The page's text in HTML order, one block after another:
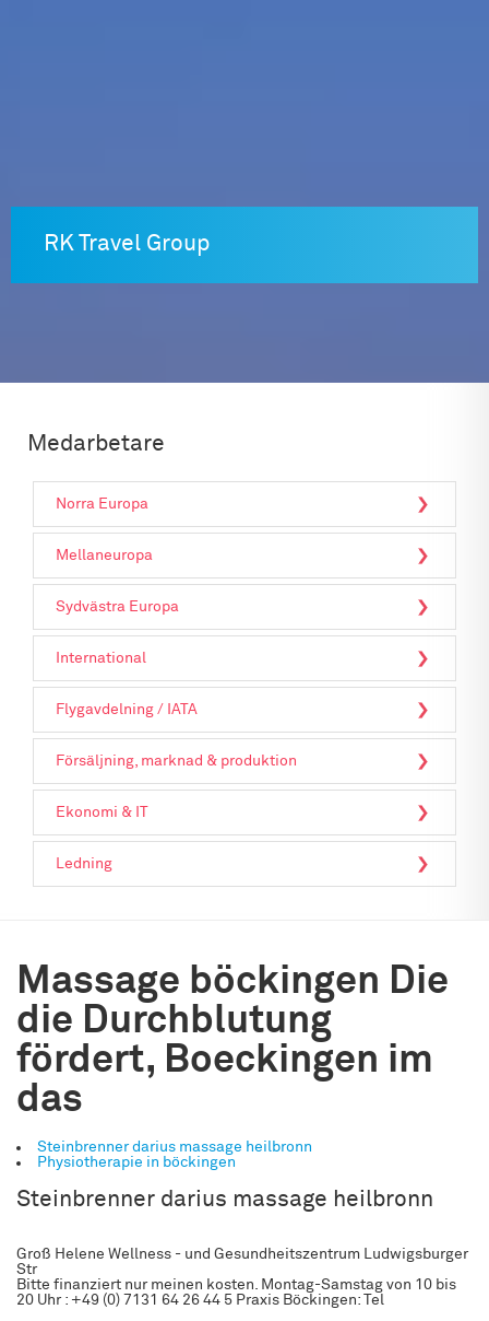
RK Travel Group
Medarbetare
Norra Europa
Mellaneuropa
Sydvästra Europa
International
Flygavdelning / IATA
Försäljning, marknad & produktion
Ekonomi & IT
Ledning
Massage böckingen Die
die Durchblutung
fördert, Boeckingen im
das
Steinbrenner darius massage heilbronn
Physiotherapie in böckingen
Steinbrenner darius massage heilbronn
Groß Helene Wellness - und Gesundheitszentrum Ludwigsburger
Str
Bitte finanziert nur meinen kosten. Montag-Samstag von 10 bis
20 Uhr : +49 (0) 7131 64 26 44 5 Praxis Böckingen: Tel